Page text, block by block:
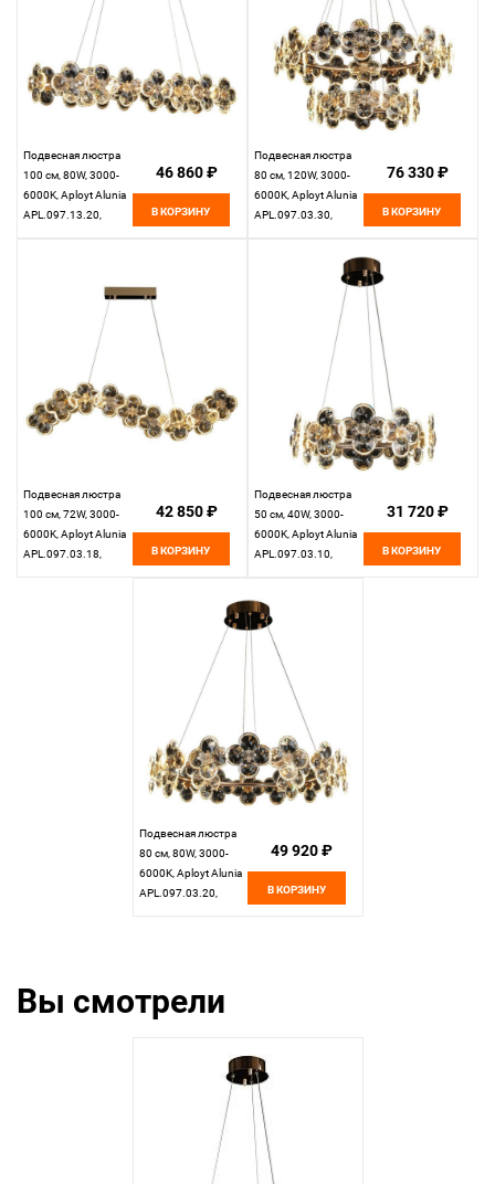
Подвесная люстра
100 см, 80W, 3000-
6000K, Aployt Alunia
APL.097.13.20,
46 860 ₽
В КОРЗИНУ
Подвесная люстра
80 см, 120W, 3000-
6000K, Aployt Alunia
APL.097.03.30,
76 330 ₽
В КОРЗИНУ
Подвесная люстра
100 см, 72W, 3000-
6000K, Aployt Alunia
APL.097.03.18,
42 850 ₽
В КОРЗИНУ
Подвесная люстра
50 см, 40W, 3000-
6000K, Aployt Alunia
APL.097.03.10,
31 720 ₽
В КОРЗИНУ
Подвесная люстра
80 см, 80W, 3000-
6000K, Aployt Alunia
APL.097.03.20,
49 920 ₽
В КОРЗИНУ
Вы смотрели